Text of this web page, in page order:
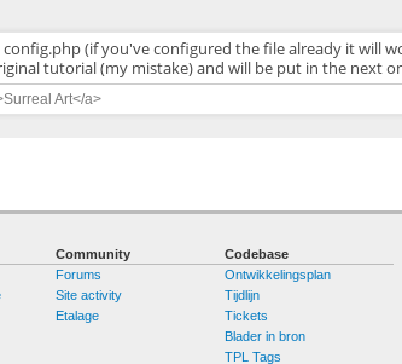
(if you've configured the file already it will
tutorial (my mistake) and will be put in the next
Art</a>
Community
Forums
Site activity
Etalage
Codebase
Ontwikkelingsplan
Tijdlijn
Tickets
Blader in bron
TPL Tags